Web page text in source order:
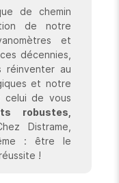
de chemin
de notre
et
décennies,
réinventer au
et notre
celui de vous
robustes,
Distrame,
: être le
!